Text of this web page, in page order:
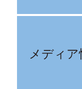
メディ